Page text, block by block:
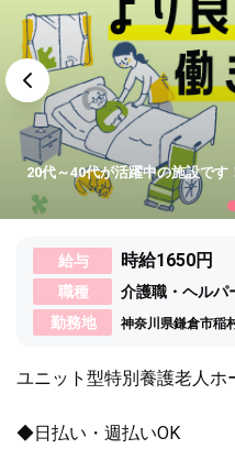
20代～40代が活躍中の施設です
給与 時給1650円
職種
介護職・ヘルパ
勤務地
神奈川県鎌倉市稲
ユニット型特別養護老人ホ
◆日払い・週払いOK